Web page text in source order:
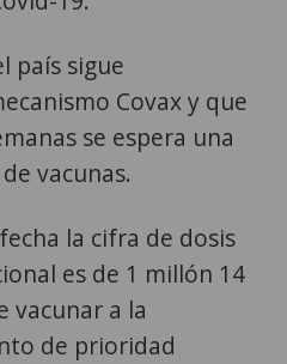
país sigue
Covax y que
se espera una
vacunas.
la cifra de dosis
es de 1 millón 14
vacunar a la
de prioridad